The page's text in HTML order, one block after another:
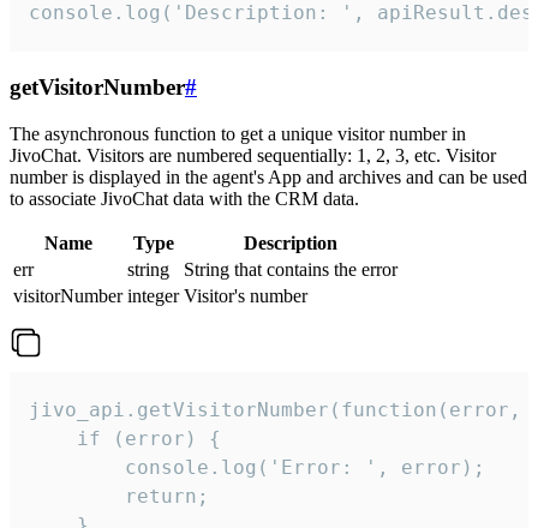
console.log('Description: ',
getVisitorNumber#
The asynchronous function to get a unique visitor number in
JivoChat. Visitors are numbered sequentially: 1, 2, 3, etc. Visitor
number is displayed in the agent's App and archives and can be used
to associate JivoChat data with the CRM data.
Name Type
Description
err
string
String that contains the error
visitorNumber integer Visitor's number
jivo_api.getVisitorNumber(function(error,
    if (error) {
        console.log('Error: ', error);
        return;